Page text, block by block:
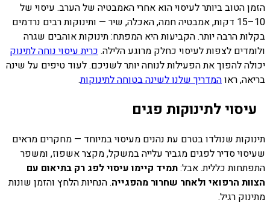
הזמן הטוב ביותר לעיסוי הוא אחרי האמבטיה של הערב. עיסוי של
10–15 דקות, אמבטיה חמה, האכלה, שיר — ותינוקות רבים נרדמים
בקלות הרבה יותר. הקביעות היא המפתח: תינוקות אוהבים שגרה
ולומדים לצפות לעיסוי כחלק מרוגע הלילה.כרית עיסוי נוחה לתינוק
יכולה להפוך את הפעילות לנוחה יותר לשניכם. לעוד טיפים על שינה
בריאה, ראוהמדריך שלנו לשינה בטוחה לתינוקות.
עיסוי לתינוקות פגים
תינוקות שנולדו בטרם עת נהנים מעיסוי במיוחד — מחקרים מראים
שעיסוי סדיר לפגים מגביר עלייה במשקל, מקצר אשפוז, ומשפר
התפתחות כללית. אבל:תמיד קיימו עיסוי לפג רק בתיאום עם
הצוות הרפואי ולאחר שחרור מהפגייה. הנחיות הלחץ והזמן שונות
מתינוק רגיל.